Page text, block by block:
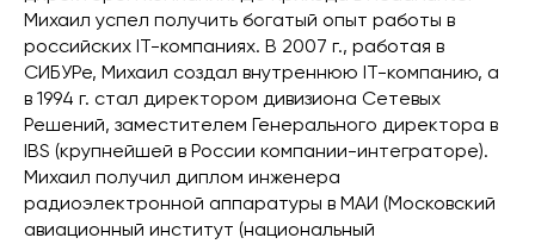
Михаил успел получить богатый опыт работы в
российских IT-компаниях. В 2007 г., работая в
СИБУРе, Михаил создал внутреннюю IT-компанию, а
в 1994 г. стал директором дивизиона Сетевых
Решений, заместителем Генерального директора в
IBS (крупнейшей в России компании-интеграторе).
Михаил получил диплом инженера
радиоэлектронной аппаратуры в МАИ (Московский
авиационный институт (национальный